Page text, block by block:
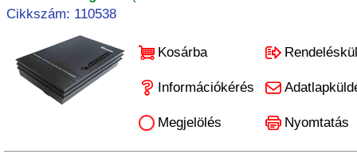
Cikkszám: 110538
Kosárba
Információkérés
Megjelölés Nyomtatás